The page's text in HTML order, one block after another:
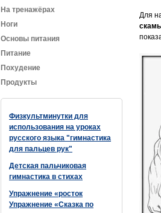
На тренажёрах
Ноги
Основы питания
Питание
Похудение
Продукты
Физкультминутки для
использования на уроках
русского языка "гимнастика
для пальцев рук"
Детская пальчиковая
гимнастика в стихах
Упражнение «росток
Упражнение «Сказка по
Для